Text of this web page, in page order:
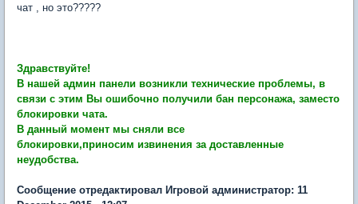
чат , но это?????
Здравствуйте!
В нашей админ панели возникли технические проблемы, в
связи с этим Вы ошибочно получили бан персонажа, заместо
блокировки чата.
В данный момент мы сняли все
блокировки,приносим извинения за доставленные
неудобства.
Сообщение отредактировал Игровой администратор: 11